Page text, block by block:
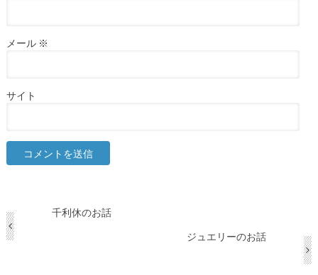
メール ※
サイト
千利休のお話
ジュエリーのお話